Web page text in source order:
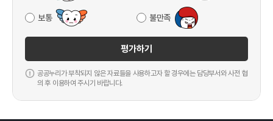
보통 불만족
평가하기
공공누리가 부착되지 않은 자료들을 사용하고자 할 경우에는 담당부서와 사전 협
의 후 이용하여 주시기 바랍니다.